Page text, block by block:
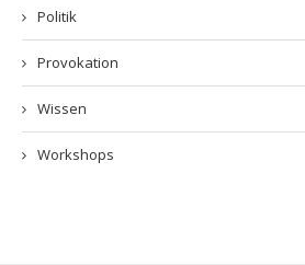
Politik
Provokation
Wissen
Workshops